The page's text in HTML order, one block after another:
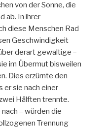
von der Sonne, die
ab. In ihrer
diese Menschen Rad
Geschwindigkeit
derart gewaltige –
im Übermut bisweilen
Dies erzürnte den
er sie nach einer
Hälften trennte.
– würden die
Trennung